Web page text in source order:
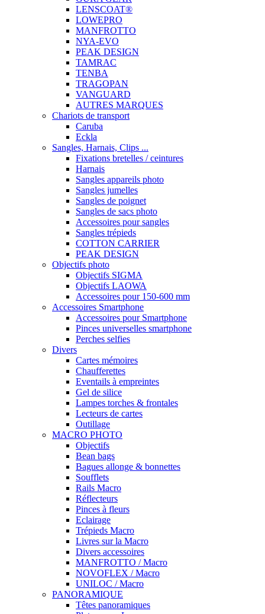
LENSCOAT®
LOWEPRO
MANFROTTO
NYA-EVO
PEAK DESIGN
TAMRAC
TENBA
TRAGOPAN
VANGUARD
AUTRES MARQUES
Chariots de transport
Caruba
Eckla
Sangles, Harnais, Clips ...
Fixations bretelles / ceintures
Harnais
Sangles appareils photo
Sangles jumelles
Sangles de poignet
Sangles de sacs photo
Accessoires pour sangles
Sangles trépieds
COTTON CARRIER
PEAK DESIGN
Objectifs photo
Objectifs SIGMA
Objectifs LAOWA
Accessoires pour 150-600 mm
Accessoires Smartphone
Accessoires pour Smartphone
Pinces universelles smartphone
Perches selfies
Divers
Cartes mémoires
Chaufferettes
Eventails à empreintes
Gel de silice
Lampes torches & frontales
Lecteurs de cartes
Outillage
MACRO PHOTO
Objectifs
Bean bags
Bagues allonge & bonnettes
Soufflets
Rails Macro
Réflecteurs
Pinces à fleurs
Eclairage
Trépieds Macro
Livres sur la Macro
Divers accessoires
MANFROTTO / Macro
NOVOFLEX / Macro
UNILOC / Macro
PANORAMIQUE
Têtes panoramiques